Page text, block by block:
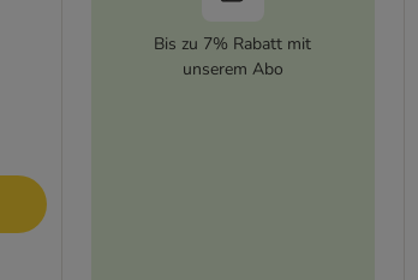
Bis zu 7% Rabatt mit
unserem Abo